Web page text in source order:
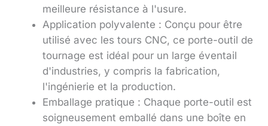
meilleure résistance à l'usure.
Application polyvalente : Conçu pour être
utilisé avec les tours CNC, ce porte-outil de
tournage est idéal pour un large éventail
d'industries, y compris la fabrication,
l'ingénierie et la production.
Emballage pratique : Chaque porte-outil est
soigneusement emballé dans une boîte en